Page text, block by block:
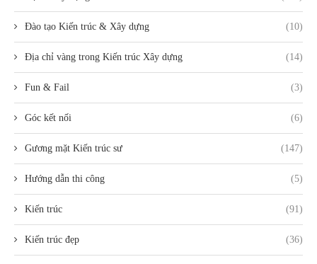
Đào tạo Kiến trúc & Xây dựng (10)
Địa chỉ vàng trong Kiến trúc Xây dựng (14)
Fun & Fail (3)
Góc kết nối (6)
Gương mặt Kiến trúc sư (147)
Hướng dẫn thi công (5)
Kiến trúc (91)
Kiến trúc đẹp (36)